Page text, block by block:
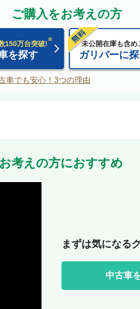
ご購入をお考えの方
150万台突破!
※
を探す
未公開在庫も含め
ガリバーに
車でも安心！3つの理由
考えの方におすすめ
まずは気になる
中古車